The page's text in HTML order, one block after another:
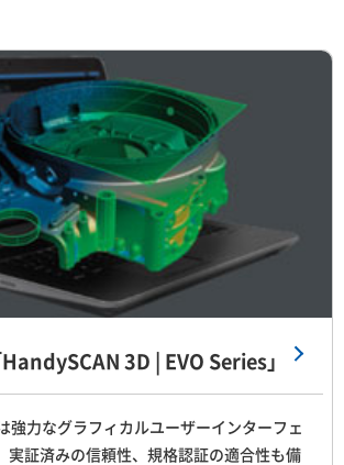
3D | EVO Series」
強力なグラフィカルユーザーインターフェ
実証済みの信頼性、規格認証の適合性も備